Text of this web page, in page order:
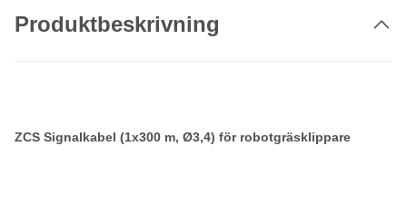
Produktbeskrivning
ZCS Signalkabel (1x300 m, Ø3,4) för robotgräsklippare